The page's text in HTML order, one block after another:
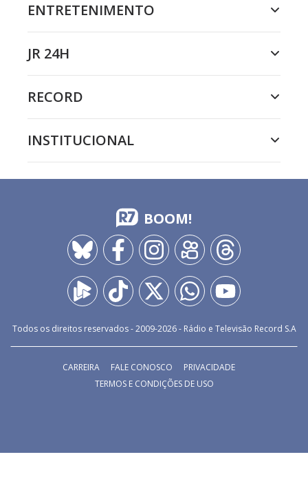
ENTRETENIMENTO
JR 24H
RECORD
INSTITUCIONAL
BOOM!
Todos os direitos reservados - 2009-2026- Rádio e Televisão Record S.A
CARREIRA FALE CONOSCO
PRIVACIDADE
TERMOS E CONDIÇÕES DE USO